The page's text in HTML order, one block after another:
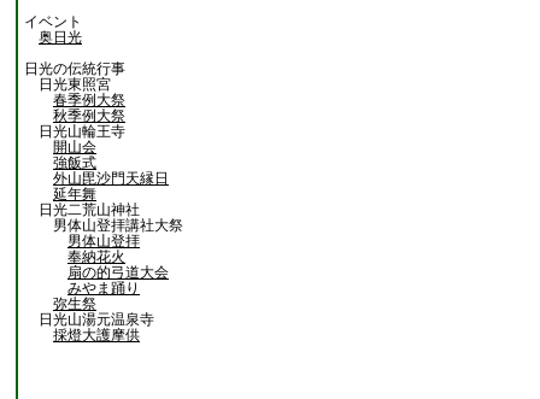
イベント
奥日光
日光の伝統行事
日光東照宮
春季例大祭
秋季例大祭
日光山輪王寺
開山会
強飯式
外山毘沙門天縁日
延年舞
日光二荒山神社
男体山登拝講社大祭
男体山登拝
奉納花火
扇の的弓道大会
みやま踊り
弥生祭
日光山湯元温泉寺
採燈大護摩供